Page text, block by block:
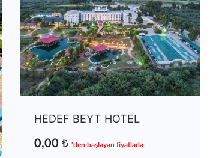
HEDEF BEYT HOTEL
0,00 ₺ 'den başlayan fiyatlarla